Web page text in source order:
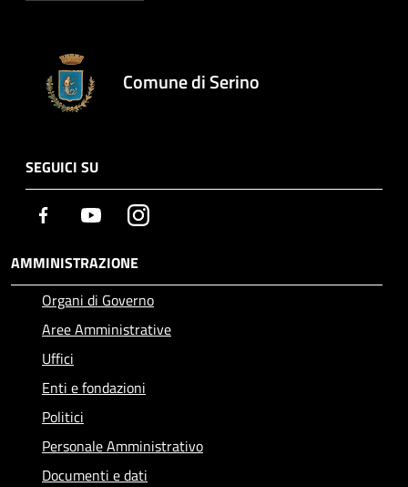
Comune di Serino
SEGUICI SU
Facebook YoutubeInstagram
AMMINISTRAZIONE
Organi di Governo
Aree Amministrative
Uffici
Enti e fondazioni
Politici
Personale Amministrativo
Documenti e dati